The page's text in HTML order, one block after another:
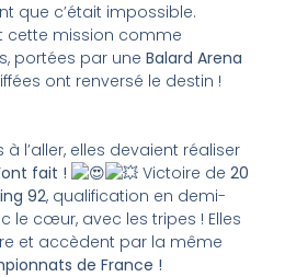
que c’était impossible.
cette mission comme
portées par une Balard Arena
ont renversé le destin !
à l’aller, elles devaient réaliser
fait ! Victoire de 20
92, qualification en demi-
le cœur, avec les tripes ! Elles
et accèdent par la même
de France !